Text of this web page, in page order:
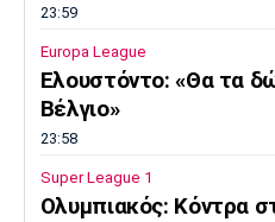
23:59
Europa League
Ελουστόντο: «Θα τα
Βέλγιο»
23:58
Super League 1
Ολυμπιακός: Κόντρα